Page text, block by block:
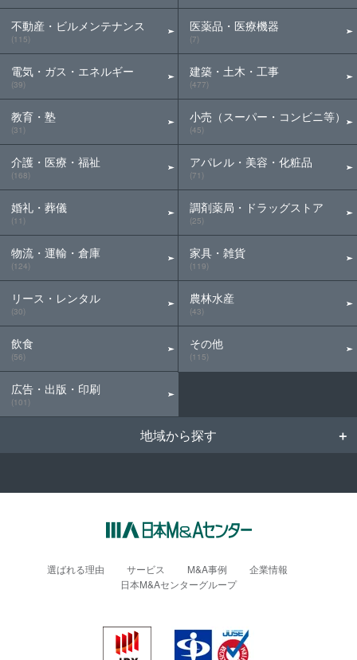
不動産・ビルメンテナンス
(115)
電気・ガス・エネルギー
(39)
教育・塾
(31)
介護・医療・福祉
(168)
婚礼・葬儀
(11)
物流・運輸・倉庫
(124)
リース・レンタル
(30)
飲食
(56)
広告・出版・印刷
(101)
医薬品・医療機器
(7)
建築・土木・工事
(477)
小売（スーパー・コンビニ等）
(45)
アパレル・美容・化粧品
(71)
調剤薬局・ドラッグストア
(25)
家具・雑貨
(119)
農林水産
(43)
その他
(115)
地域から探す
選ばれる理由 サービス M&A事例
企業情報
日本M&Aセンターグループ